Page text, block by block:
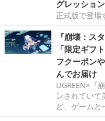
グレッショ
正式版で登場
『崩壊：ス
「限定ギフ
フクーポン
んでお届け
UGREEN×『
ンされていて
ど、ゲームと